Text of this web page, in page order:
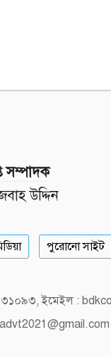
সম্পাদক
উদ্দিন
পুরোনো সাইট
ইমেইল :